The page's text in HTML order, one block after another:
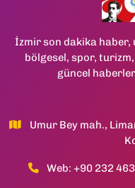
İzmir son dakika haber,
bölgesel, spor,
güncel
Umur Bey mah.,
Web: +90 232